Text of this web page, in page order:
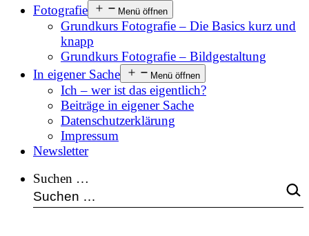
Fotografie
Menü öffnen
Grundkurs Fotografie – Die Basics kurz und
knapp
Grundkurs Fotografie – Bildgestaltung
In eigener Sache
Menü öffnen
Ich – wer ist das eigentlich?
Beiträge in eigener Sache
Datenschutzerklärung
Impressum
Newsletter
Suchen …